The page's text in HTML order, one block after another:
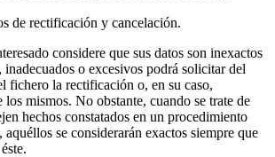
de rectificación y cancelación.
considere que sus datos son inexactos
o excesivos podrá solicitar del
fichero la rectificación o, en su caso,
los mismos. No obstante, cuando se trate de
hechos constatados en un procedimiento
se considerarán exactos siempre que